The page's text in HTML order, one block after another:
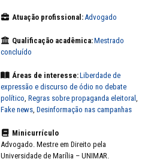
Atuação profissional:Advogado
Qualificação acadêmica:Mestrado
concluído
Áreas de interesse:Liberdade de
expressão e discurso de ódio no debate
político, Regras sobre propaganda eleitoral ,
Fake news, Desinformação nas campanhas
Minicurrículo
Advogado. Mestre em Direito pela
Universidade de Marília – UNIMAR.